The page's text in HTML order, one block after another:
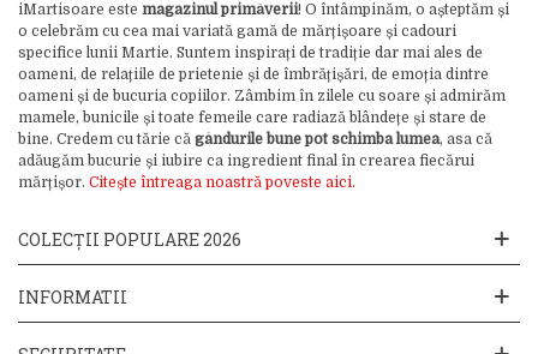
iMartisoare este magazinul primăverii! O întâmpinăm, o așteptăm și
o celebrăm cu cea mai variată gamă de mărțișoare și cadouri
specifice lunii Martie. Suntem inspirați de tradiție dar mai ales de
oameni, de relațiile de prietenie și de îmbrățișări, de emoția dintre
oameni și de bucuria copiilor. Zâmbim în zilele cu soare și admirăm
mamele, bunicile și toate femeile care radiază blândețe și stare de
bine. Credem cu tărie că gândurile bune pot schimba lumea, asa că
adăugăm bucurie și iubire ca ingredient final în crearea fiecărui
mărțișor. Citește întreaga noastră poveste aici.
COLECȚII POPULARE 2026
INFORMATII